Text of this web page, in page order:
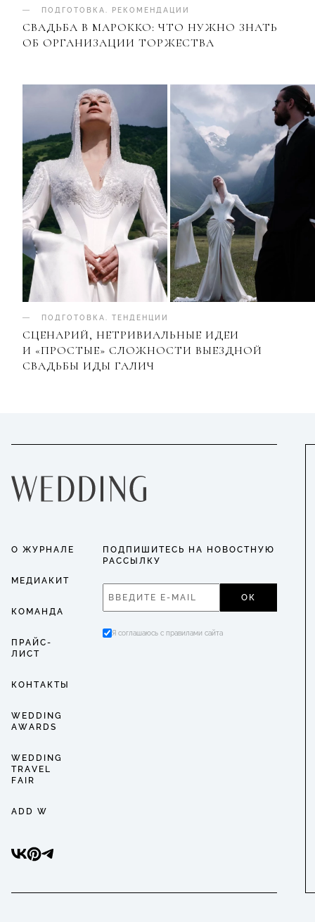
ПОДГОТОВКА РЕКОМЕНДАЦИИ
СВАДЬБА В МАРОККО: ЧТО НУЖНО ЗНАТЬ
ОБ ОРГАНИЗАЦИИ ТОРЖЕСТВА
ПОДГОТОВКА ТЕНДЕНЦИИ
СЦЕНАРИЙ, НЕТРИВИАЛЬНЫЕ ИДЕИ
И «ПРОСТЫЕ» СЛОЖНОСТИ ВЫЕЗДНОЙ
СВАДЬБЫ ИДЫ ГАЛИЧ
О ЖУРНАЛЕ
МЕДИАКИТ
КОМАНДА
ПРАЙС-
ЛИСТ
КОНТАКТЫ
WEDDING
AWARDS
WEDDING
TRAVEL
FAIR
ADD W
ПОДПИШИТЕСЬ НА НОВОСТНУЮ
РАССЫЛКУ
ОК
Я соглашаюсь с правилами сайта